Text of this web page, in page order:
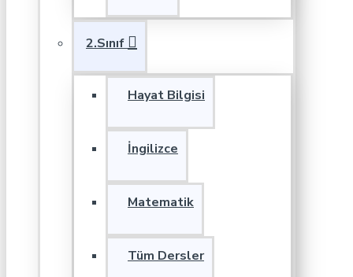
2.Sınıf
Hayat Bilgisi
İngilizce
Matematik
Tüm Dersler